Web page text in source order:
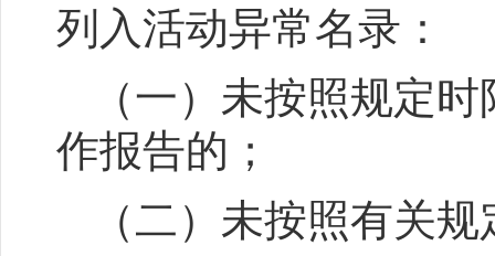
列入活动异常名录：
（一）未按照规定
作报告的；
（二）未按照有关